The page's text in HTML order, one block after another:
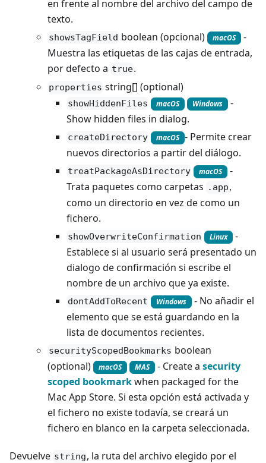
en frente al nombre del archivo del campo de
texto.
showsTagField boolean (opcional) macOS
-
Muestra las etiquetas de las cajas de entrada,
por defecto a true.
properties string[] (optional)
showHiddenFiles macOS Windows
-
Show hidden files in dialog.
createDirectory macOS - Permite crear
nuevos directorios a partir del diálogo.
treatPackageAsDirectory macOS
-
Trata paquetes como carpetas .app,
como un directorio en vez de como un
fichero.
showOverwriteConfirmation Linux
-
Establece si al usuario será presentado un
dialogo de confirmación si escribe el
nombre de un archivo que ya existe.
dontAddToRecent Windows
- No añadir el
elemento que se está guardando en la
lista de documentos recientes.
securityScopedBookmarks boolean
(optional)
macOS MAS - Create a security
scoped bookmarkwhen packaged for the
Mac App Store. Si esta opción está activada y
el fichero no existe todavía, se creará un
fichero en blanco en la carpeta seleccionada.
Devuelve string, la ruta del archivo elegido por el